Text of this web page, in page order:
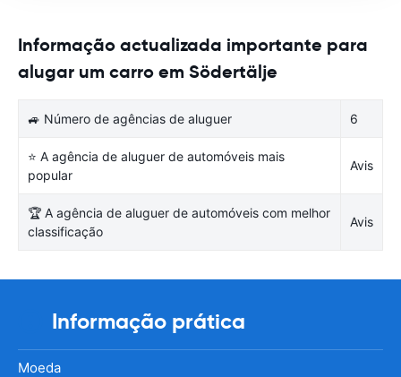
Informação actualizada importante para
alugar um carro em Södertälje
🚙 Número de agências de aluguer 6
⭐ A agência de aluguer de automóveis mais
popular
Avis
🏆 A agência de aluguer de automóveis com melhor
classificação
Avis
Informação prática
Moeda